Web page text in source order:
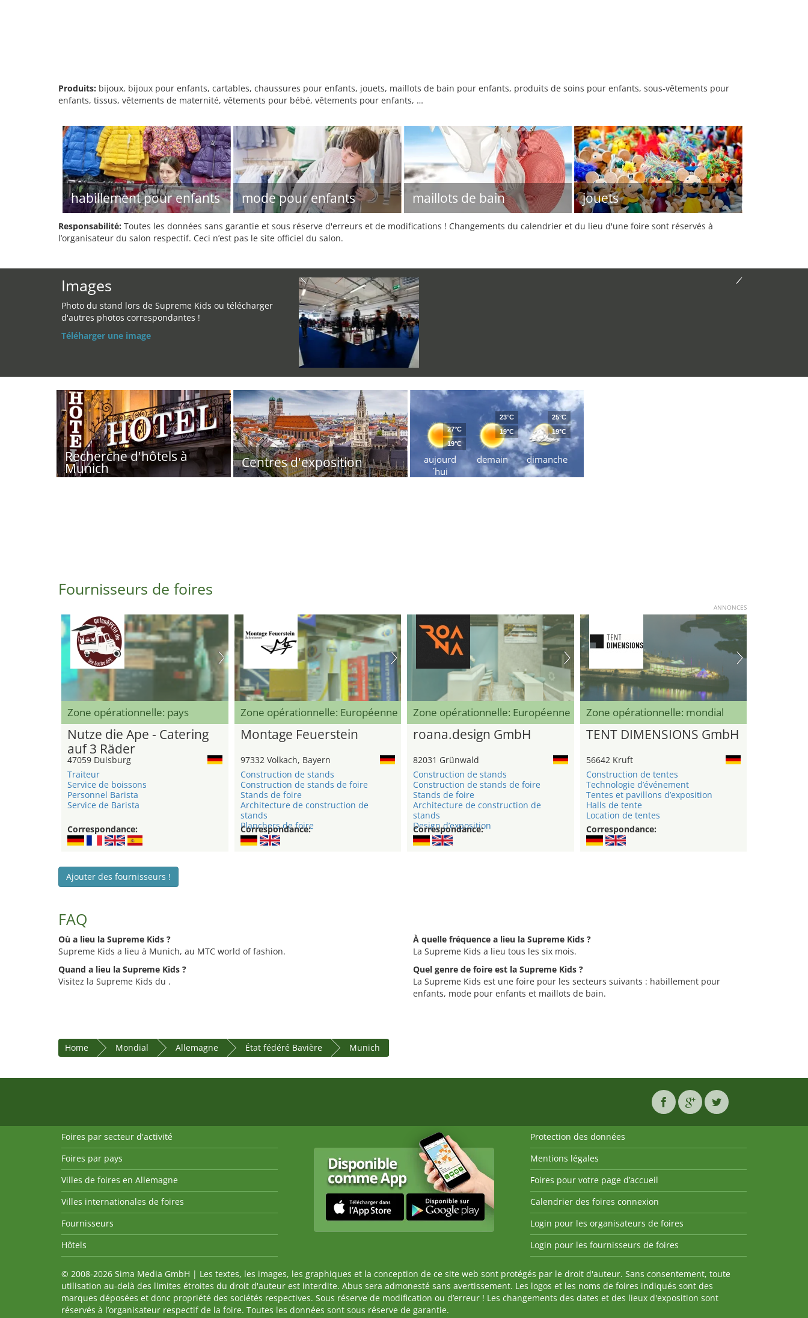
Produits: bijoux, bijoux pour enfants, cartables, chaussures pour enfants, jouets, maillots de bain pour enfants, produits de soins pour enfants, sous-vêtements pour
enfants, tissus, vêtements de maternité, vêtements pour bébé, vêtements pour enfants, …
habillement pour enfants mode pour enfants maillots de bain jouets
Responsabilité: Toutes les données sans garantie et sous réserve d'erreurs et de modifications ! Changements du calendrier et du lieu d'une foire sont réservés à
l’organisateur du salon respectif. Ceci n’est pas le site officiel du salon.
Images
Photo du stand lors de Supreme Kids ou télécharger
d'autres photos correspondantes !
Téléharger une image
Recherche d'hôtels à
Munich Centres d'exposition
aujourd
´hui
27°C
19°C
demain
23°C
19°C
dimanche
25°C
19°C
Fournisseurs de foires
ANNONCES
Zone opérationnelle: pays
Nutze die Ape - Catering
auf 3 Räder
47059 Duisburg
Traiteur
Service de boissons
Personnel Barista
Service de Barista
Correspondance:
Zone opérationnelle: Européenne
Montage Feuerstein
97332 Volkach, Bayern
Construction de stands
Construction de stands de foire
Stands de foire
Architecture de construction de
stands
Planchers de foire
Correspondance:
Zone opérationnelle: Européenne
roana.design GmbH
82031 Grünwald
Construction de stands
Construction de stands de foire
Stands de foire
Architecture de construction de
stands
Design d’exposition
Correspondance:
Zone opérationnelle: mondial
TENT DIMENSIONS GmbH
56642 Kruft
Construction de tentes
Technologie d’événement
Tentes et pavillons d’exposition
Halls de tente
Location de tentes
Correspondance:
Ajouter des fournisseurs !
FAQ
Où a lieu la Supreme Kids ?
Supreme Kids a lieu à Munich, au MTC world of fashion.
Quand a lieu la Supreme Kids ?
Visitez la Supreme Kids du .
À quelle fréquence a lieu la Supreme Kids ?
La Supreme Kids a lieu tous les six mois.
Quel genre de foire est la Supreme Kids ?
La Supreme Kids est une foire pour les secteurs suivants : habillement pour
enfants, mode pour enfants et maillots de bain.
Home Mondial Allemagne État fédéré Bavière Munich
Foires par secteur d'activité
Foires par pays
Villes de foires en Allemagne
Villes internationales de foires
Fournisseurs
Hôtels
Protection des données
Mentions légales
Foires pour votre page d’accueil
Calendrier des foires connexion
Login pour les organisateurs de foires
Login pour les fournisseurs de foires
© 2008-2026 Sima Media GmbH | Les textes, les images, les graphiques et la conception de ce site web sont protégés par le droit d'auteur. Sans consentement, toute
utilisation au-delà des limites étroites du droit d'auteur est interdite. Abus sera admonesté sans avertissement. Les logos et les noms de foires indiqués sont des
marques déposées et donc propriété des sociétés respectives. Sous réserve de modification ou d’erreur ! Les changements des dates et des lieux d'exposition sont
réservés à l’organisateur respectif de la foire. Toutes les données sont sous réserve de garantie.